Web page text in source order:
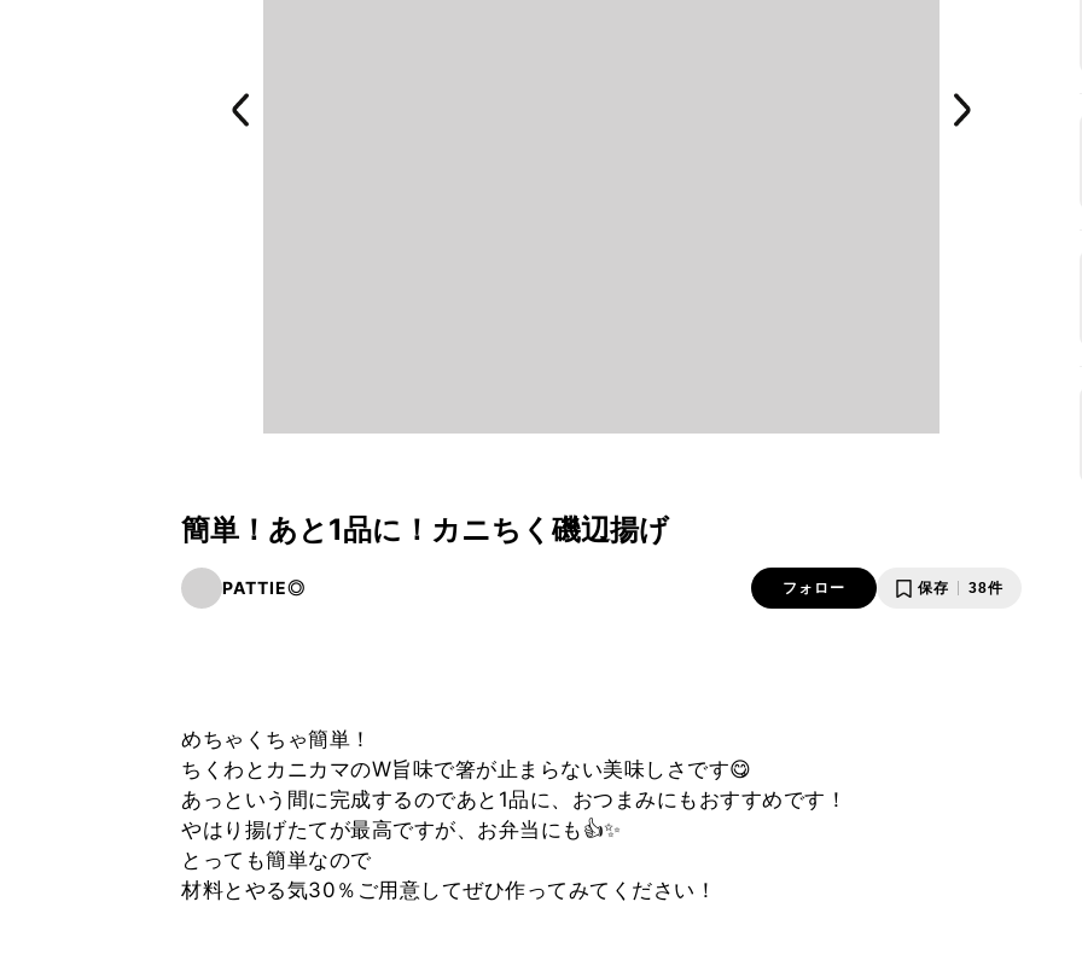
簡単！あと1品に！カニちく磯辺揚げ
PATTIE◎ フォロー 保存 38件
めちゃくちゃ簡単！
ちくわとカニカマのW旨味で箸が止まらない美味しさです😋
あっという間に完成するのであと1品に、おつまみにもおすすめです！
やはり揚げたてが最高ですが、お弁当にも👍✨
とっても簡単なので
材料とやる気30％ご用意してぜひ作ってみてください！